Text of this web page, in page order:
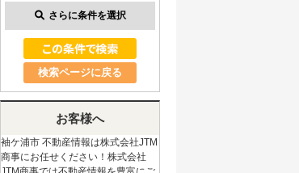
さらに条件を選択
検索ページに戻る
お客様へ
袖ケ浦市 不動産情報は株式会社JTM
商事にお任せください！株式会社